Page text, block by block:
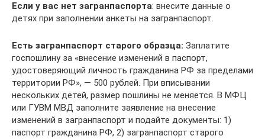
Если у вас нет загранпаспорта: внесите данные о
детях при заполнении анкеты на загранпаспорт.
Есть загранпаспорт старого образца: Заплатите
госпошлину за «внесение изменений в паспорт,
удостоверяющий личность гражданина РФ за пределами
территории РФ», — 500 рублей. При вписывании
нескольких детей, размер пошлины не меняется. В МФЦ
или ГУВМ МВД заполните заявление на внесение
изменений в загранпаспорт и подайте документы: 1)
паспорт гражданина РФ, 2) загранпаспорт старого